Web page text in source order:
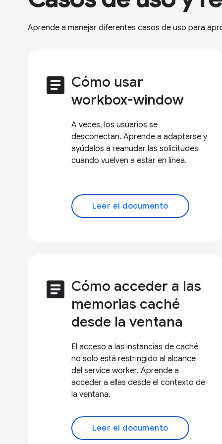
Aprende a manejar diferentes casos de uso para
article Cómo usar
workbox-window
A veces, los usuarios se
desconectan. Aprende a adaptarse y
ayúdalos a reanudar las solicitudes
cuando vuelven a estar en línea.
Leer el documento
article Cómo acceder a las
memorias caché
desde la ventana
El acceso a las instancias de caché
no solo está restringido al alcance
del service worker. Aprende a
acceder a ellas desde el contexto de
la ventana.
Leer el documento